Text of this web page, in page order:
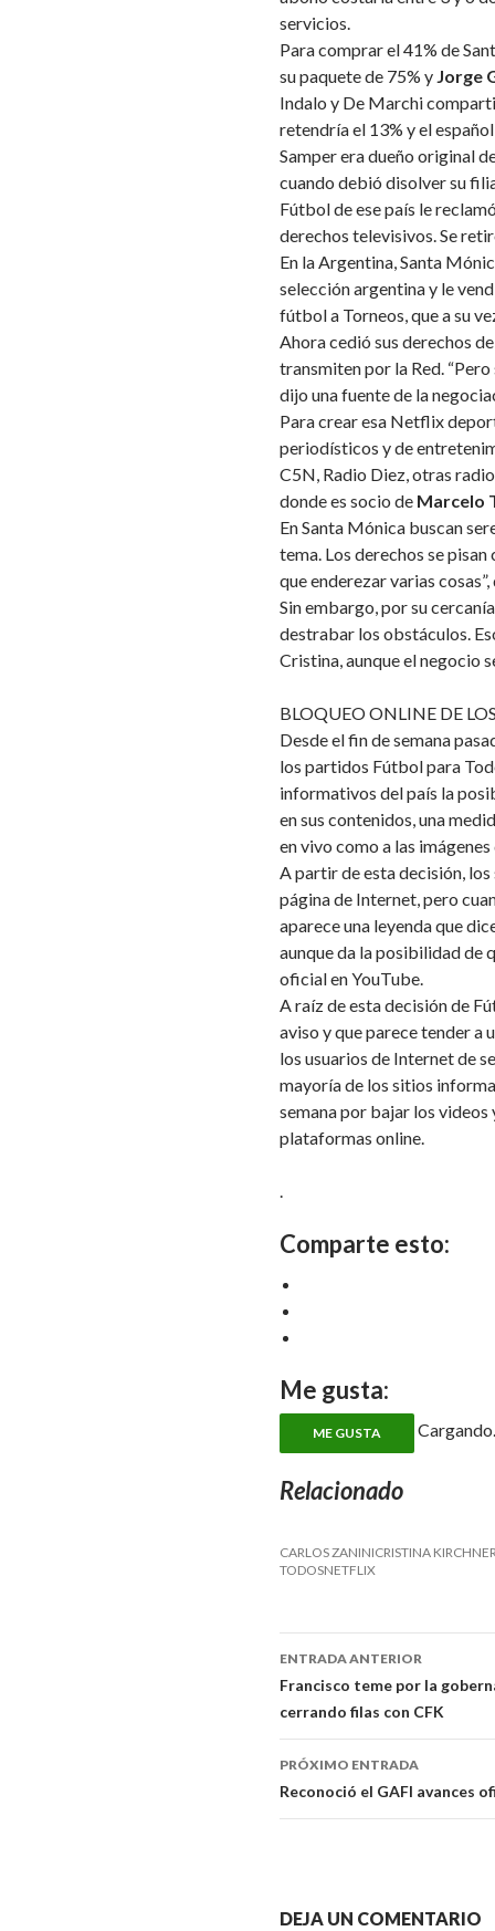
servicios.
Para comprar el 41% de
su paquete de 75% y Jorge
Indalo y De Marchi
retendría el 13% y el
Samper era dueño original
cuando debió disolver su
Fútbol de ese país le
derechos televisivos. Se
En la Argentina, Santa
selección argentina y le
fútbol a Torneos, que a su
Ahora cedió sus derechos
transmiten por la Red.
dijo una fuente de la
Para crear esa Netflix
periodísticos y de
C5N, Radio Diez, otras
donde es socio de Marcelo
En Santa Mónica buscan
tema. Los derechos se
que enderezar varias
Sin embargo, por su
destrabar los obstáculos.
Cristina, aunque el negocio
BLOQUEO ONLINE DE
Desde el fin de semana
los partidos Fútbol para
informativos del país la
en sus contenidos, una
en vivo como a las
A partir de esta decisión,
página de Internet, pero
aparece una leyenda que
aunque da la posibilidad de
oficial en YouTube.
A raíz de esta decisión de
aviso y que parece tender a
los usuarios de Internet de
mayoría de los sitios
semana por bajar los
plataformas online.
.
Comparte esto:
Me gusta:
ME GUSTA
Relacionado
CARLOS ZANINICRISTINA
TODOSNETFLIX
Navegador
de
artículos
ENTRADA ANTERIOR
Francisco teme por la
cerrando filas con CFK
PRÓXIMO ENTRADA
Reconoció el GAFI avances
DEJA UN COMENTARIO